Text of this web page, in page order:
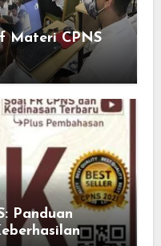
Materi CPNS
Panduan